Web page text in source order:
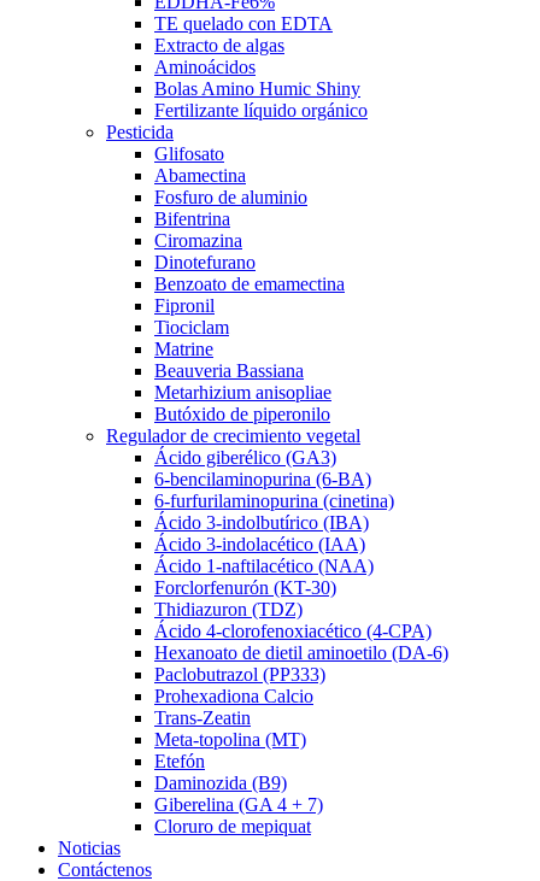
TE quelado con EDTA
Extracto de algas
Aminoácidos
Bolas Amino Humic Shiny
Fertilizante líquido orgánico
Pesticida
Glifosato
Abamectina
Fosfuro de aluminio
Bifentrina
Ciromazina
Dinotefurano
Benzoato de emamectina
Fipronil
Tiociclam
Matrine
Beauveria Bassiana
Metarhizium anisopliae
Butóxido de piperonilo
Regulador de crecimiento vegetal
Ácido giberélico (GA3)
6-bencilaminopurina (6-BA)
6-furfurilaminopurina (cinetina)
Ácido 3-indolbutírico (IBA)
Ácido 3-indolacético (IAA)
Ácido 1-naftilacético (NAA)
Forclorfenurón (KT-30)
Thidiazuron (TDZ)
Ácido 4-clorofenoxiacético (4-CPA)
Hexanoato de dietil aminoetilo (DA-6)
Paclobutrazol (PP333)
Prohexadiona Calcio
Trans-Zeatin
Meta-topolina (MT)
Etefón
Daminozida (B9)
Giberelina (GA 4 + 7)
Cloruro de mepiquat
Noticias
Contáctenos